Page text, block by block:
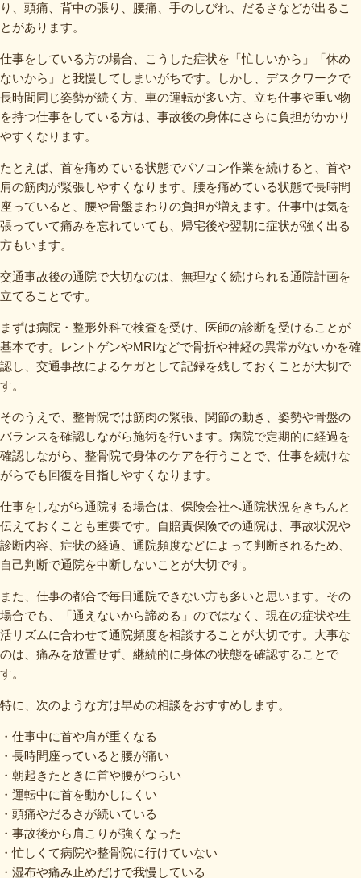
り、頭痛、背中の張り、腰痛、手のしびれ、だるさなどが出るこ
とがあります。
仕事をしている方の場合、こうした症状を「忙しいから」「休め
ないから」と我慢してしまいがちです。しかし、デスクワークで
長時間同じ姿勢が続く方、車の運転が多い方、立ち仕事や重い物
を持つ仕事をしている方は、事故後の身体にさらに負担がかかり
やすくなります。
たとえば、首を痛めている状態でパソコン作業を続けると、首や
肩の筋肉が緊張しやすくなります。腰を痛めている状態で長時間
座っていると、腰や骨盤まわりの負担が増えます。仕事中は気を
張っていて痛みを忘れていても、帰宅後や翌朝に症状が強く出る
方もいます。
交通事故後の通院で大切なのは、無理なく続けられる通院計画を
立てることです。
まずは病院・整形外科で検査を受け、医師の診断を受けることが
基本です。レントゲンやMRIなどで骨折や神経の異常がないかを確
認し、交通事故によるケガとして記録を残しておくことが大切で
す。
そのうえで、整骨院では筋肉の緊張、関節の動き、姿勢や骨盤の
バランスを確認しながら施術を行います。病院で定期的に経過を
確認しながら、整骨院で身体のケアを行うことで、仕事を続けな
がらでも回復を目指しやすくなります。
仕事をしながら通院する場合は、保険会社へ通院状況をきちんと
伝えておくことも重要です。自賠責保険での通院は、事故状況や
診断内容、症状の経過、通院頻度などによって判断されるため、
自己判断で通院を中断しないことが大切です。
また、仕事の都合で毎日通院できない方も多いと思います。その
場合でも、「通えないから諦める」のではなく、現在の症状や生
活リズムに合わせて通院頻度を相談することが大切です。大事な
のは、痛みを放置せず、継続的に身体の状態を確認することで
す。
特に、次のような方は早めの相談をおすすめします。
・仕事中に首や肩が重くなる
・長時間座っていると腰が痛い
・朝起きたときに首や腰がつらい
・運転中に首を動かしにくい
・頭痛やだるさが続いている
・事故後から肩こりが強くなった
・忙しくて病院や整骨院に行けていない
・湿布や痛み止めだけで我慢している